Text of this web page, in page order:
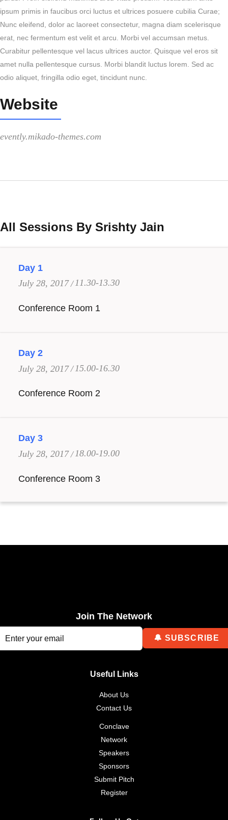
ipsum primis in faucibus orci luctus et ultrices posuere cubilia Curae;
Nunc eleifend, dolor ac laoreet consectetur, magna diam scelerisque
erat, nec fermentum est velit et arcu. Morbi vel accumsan metus.
Curabitur pellentesque vel lacus ultrices auctor. Quisque vel eros sit
amet nulla pellentesque cursus. Morbi blandit luctus lorem. Sed ac
odio aliquet, fringilla odio eget, tincidunt nunc.
Website
evently.mikado-themes.com
All Sessions By Srishty Jain
Day 1
July 28, 2017
11.30-13.30
Conference Room 1
Day 2
July 28, 2017
15.00-16.30
Conference Room 2
Day 3
July 28, 2017
18.00-19.00
Conference Room 3
Join The Network
Useful Links
About Us
Contact Us
Conclave
Network
Speakers
Sponsors
Submit Pitch
Register